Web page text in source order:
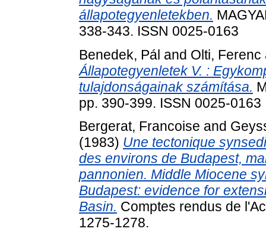
állapotegyenletekben.
338-343. ISSN 0025-0163
Benedek, Pál and Olti, Ferenc
Állapotegyenletek V. :
tulajdonságainak számítása.
pp. 390-399. ISSN 0025-0163
Bergerat, Francoise and
(1983) Une tectonique
des environs de Budapest,
pannonien. Middle Miocene
Budapest: evidence for
Basin. Comptes rendus de
1275-1278.